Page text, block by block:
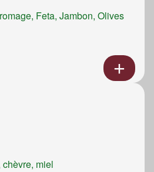
Feta, Jambon, Olives
miel